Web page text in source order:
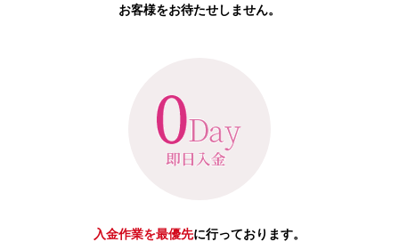
お客様をお待たせしません。
入金作業を最優先に行っております。